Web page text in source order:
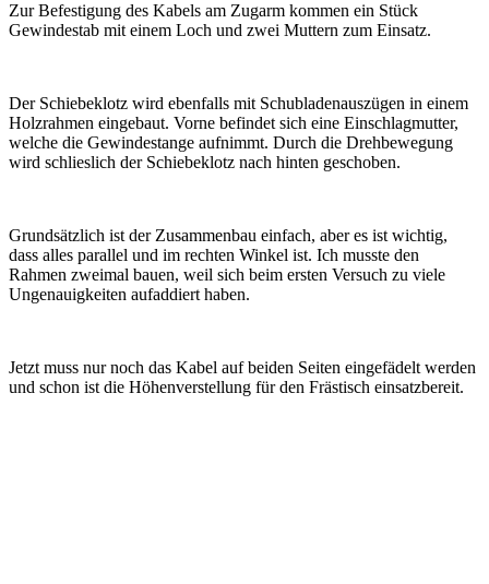
Zur Befestigung des Kabels am Zugarm kommen ein Stück
Gewindestab mit einem Loch und zwei Muttern zum Einsatz.
Der Schiebeklotz wird ebenfalls mit Schubladenauszügen in einem
Holzrahmen eingebaut. Vorne befindet sich eine Einschlagmutter,
welche die Gewindestange aufnimmt. Durch die Drehbewegung
wird schlieslich der Schiebeklotz nach hinten geschoben.
Grundsätzlich ist der Zusammenbau einfach, aber es ist wichtig,
dass alles parallel und im rechten Winkel ist. Ich musste den
Rahmen zweimal bauen, weil sich beim ersten Versuch zu viele
Ungenauigkeiten aufaddiert haben.
Jetzt muss nur noch das Kabel auf beiden Seiten eingefädelt werden
und schon ist die Höhenverstellung für den Frästisch einsatzbereit.